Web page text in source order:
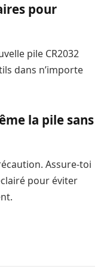
pour
pile CR2032
dans n’importe
la pile sans
Assure-toi
pour éviter